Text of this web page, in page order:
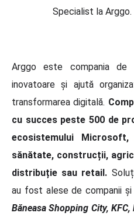
Specialist la Arggo.
Arggo este compania
inovatoare și ajută
transformarea digitală.
cu succes peste 500 de
ecosistemului
sănătate, construcții,
distribuție sau retail.
au fost alese de companii și
Băneasa Shopping City,